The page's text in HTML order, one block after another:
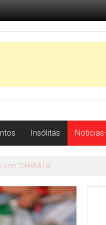
Insólitas
voy a permitir